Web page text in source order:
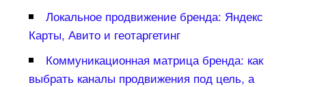
Локальное продвижение бренда: Яндекс
Карты, Авито и геотаргетин
Коммуникационная матрица бренда: как
ыбрать каналы продвижения под цель, а